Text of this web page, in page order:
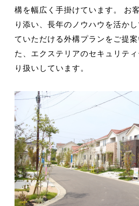
構を幅広く手掛けています。 お
り添い、長年のノウハウを活か
ていただける外構プランをご提
た、エクステリアのセキュリテ
り扱いしています。